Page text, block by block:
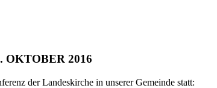
OKTOBER 2016
der Landeskirche in unserer Gemeinde statt: